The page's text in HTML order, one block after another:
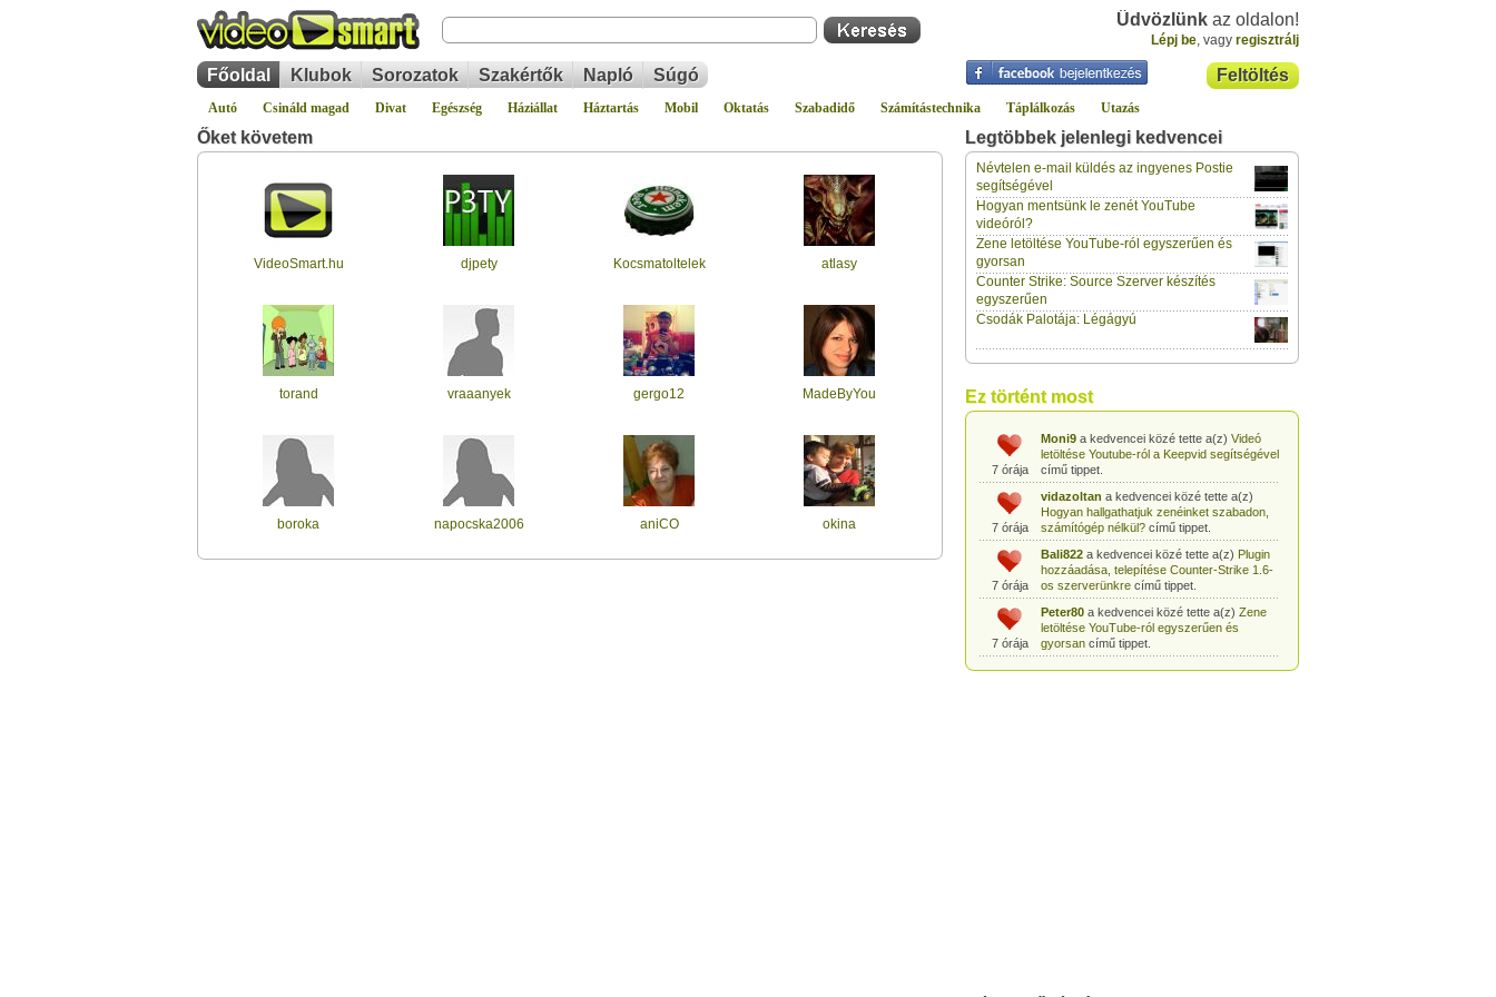
Üdvözlünk az oldalon!
Lépj be, vagy regisztrálj
Feltöltés
Főoldal Klubok Sorozatok Szakértők Napló Súgó
Autó Csináld magad Divat Egészség Háziállat Háztartás Mobil Oktatás Szabadidő Számítástechnika Táplálkozás Utazás
Őket követem
VideoSmart.hu djpety Kocsmatoltelek atlasy
torand vraaanyek gergo12 MadeByYou
boroka napocska2006 aniCO okina
Legtöbbek jelenlegi kedvencei
Névtelen e-mail küldés az ingyenes Postie
segítségével
Hogyan mentsünk le zenét YouTube
videóról?
Zene letöltése YouTube-ról egyszerűen és
gyorsan
Counter Strike: Source Szerver készítés
egyszerűen
Csodák Palotája: Légágyú
Ez történt most
7 órája
gabor733a kedvencei közé tette a(z)
Leopárdgekkó-etetés egyszerű csipesszel
című tippet.
7 órája
gabor733a kedvencei közé tette a(z)
című tippet.
7 órája
Hogyan készítsünk fűszeres-paradicsomos
pennét?
7 órája
gabor733a kedvencei közé tette a(z)
hónapos kortólcímű tippet.
7 órája
Babakonyha - Alma-banán püré készítése
egyszerűencímű tippet.
7 órája
Moni9a kedvencei közé tette a(z) Videó
letöltése Youtube-ról a Keepvid segítségével
című tippet.
7 órája
vidazoltan a kedvencei közé tette a(z)
Hogyan hallgathatjuk zenéinket szabadon,
számítógép nélkül?című tippet.
7 órája
Bali822a kedvencei közé tette a(z) Plugin
hozzáadása, telepítése Counter-Strike 1.6-
os szerverünkrecímű tippet.
7 órája
Peter80a kedvencei közé tette a(z) Zene
letöltése YouTube-ról egyszerűen és
gyorsancímű tippet.
Heni77a kedvencei közé tette a(z)Counter